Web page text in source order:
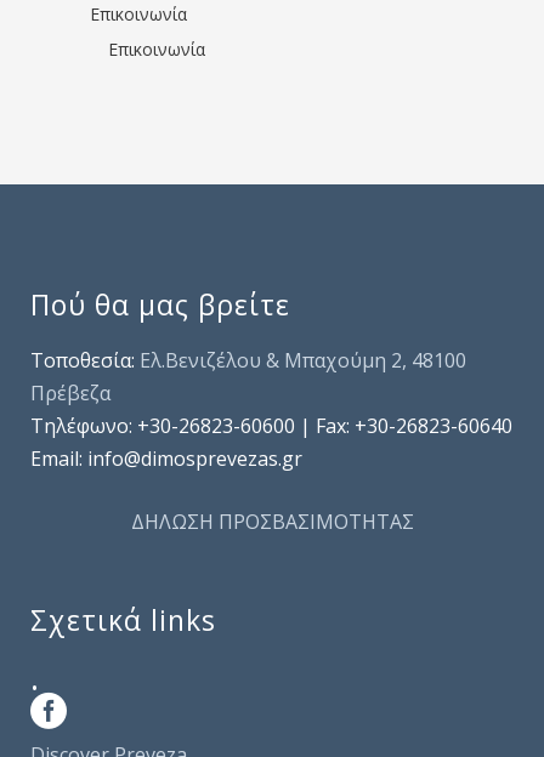
Επικοινωνία
Επικοινωνία
Πού θα μας βρείτε
Τοποθεσία: Ελ.Βενιζέλου & Μπαχούμη 2, 48100
Πρέβεζα
Τηλέφωνo: +30-26823-60600 | Fax: +30-26823-60640
Email: info@dimosprevezas.gr
ΔΗΛΩΣΗ ΠΡΟΣΒΑΣΙΜΟΤΗΤΑΣ
Σχετικά links
.